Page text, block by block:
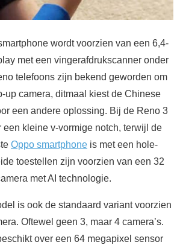
wordt voorzien van een 6,4-
met een vingerafdrukscanner onder
telefoons zijn bekend geworden om
up camera, ditmaal kiest de Chinese
een andere oplossing. Bij de Reno 3
een kleine v-vormige notch, terwijl de
Oppo smartphone is met een hole-
toestellen zijn voorzien van een 32
met AI technologie.
is ook de standaard variant voorzien
Oftewel geen 3, maar 4 camera’s.
over een 64 megapixel sensor